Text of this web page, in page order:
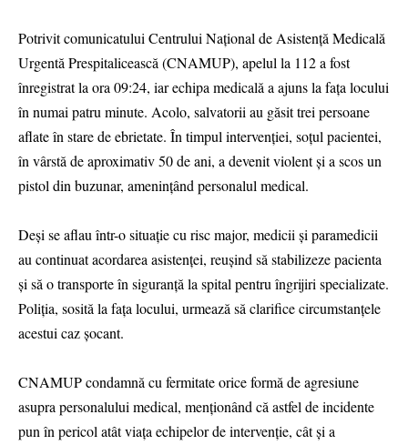
Potrivit comunicatului Centrului Național de Asistență Medicală
Urgentă Prespitalicească (CNAMUP), apelul la 112 a fost
înregistrat la ora 09:24, iar echipa medicală a ajuns la fața locului
în numai patru minute. Acolo, salvatorii au găsit trei persoane
aflate în stare de ebrietate. În timpul intervenției, soțul pacientei,
în vârstă de aproximativ 50 de ani, a devenit violent și a scos un
pistol din buzunar, amenințând personalul medical.
Deși se aflau într-o situație cu risc major, medicii și paramedicii
au continuat acordarea asistenței, reușind să stabilizeze pacienta
și să o transporte în siguranță la spital pentru îngrijiri specializate.
Poliția, sosită la fața locului, urmează să clarifice circumstanțele
acestui caz șocant.
CNAMUP condamnă cu fermitate orice formă de agresiune
asupra personalului medical, menționând că astfel de incidente
pun în pericol atât viața echipelor de intervenție, cât și a